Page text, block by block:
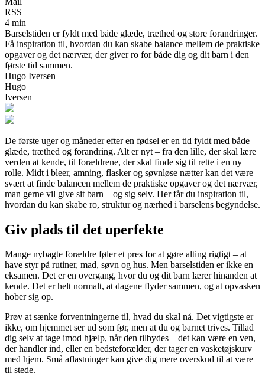
RSS
4 min
Barselstiden er fyldt med både glæde, træthed og store forandringer.
Få inspiration til, hvordan du kan skabe balance mellem de praktiske
opgaver og det nærvær, der giver ro for både dig og dit barn i den
første tid sammen.
Hugo Iversen
Hugo
Iversen
De første uger og måneder efter en fødsel er en tid fyldt med både
glæde, træthed og forandring. Alt er nyt – fra den lille, der skal lære
verden at kende, til forældrene, der skal finde sig til rette i en ny
rolle. Midt i bleer, amning, flasker og søvnløse nætter kan det være
svært at finde balancen mellem de praktiske opgaver og det nærvær,
man gerne vil give sit barn – og sig selv. Her får du inspiration til,
hvordan du kan skabe ro, struktur og nærhed i barselens begyndelse.
Giv plads til det uperfekte
Mange nybagte forældre føler et pres for at gøre alting rigtigt – at
have styr på rutiner, mad, søvn og hus. Men barselstiden er ikke en
eksamen. Det er en overgang, hvor du og dit barn lærer hinanden at
kende. Det er helt normalt, at dagene flyder sammen, og at opvasken
hober sig op.
Prøv at sænke forventningerne til, hvad du skal nå. Det vigtigste er
ikke, om hjemmet ser ud som før, men at du og barnet trives. Tillad
dig selv at tage imod hjælp, når den tilbydes – det kan være en ven,
der handler ind, eller en bedsteforælder, der tager en vasketøjskurv
med hjem. Små aflastninger kan give dig mere overskud til at være
til stede.